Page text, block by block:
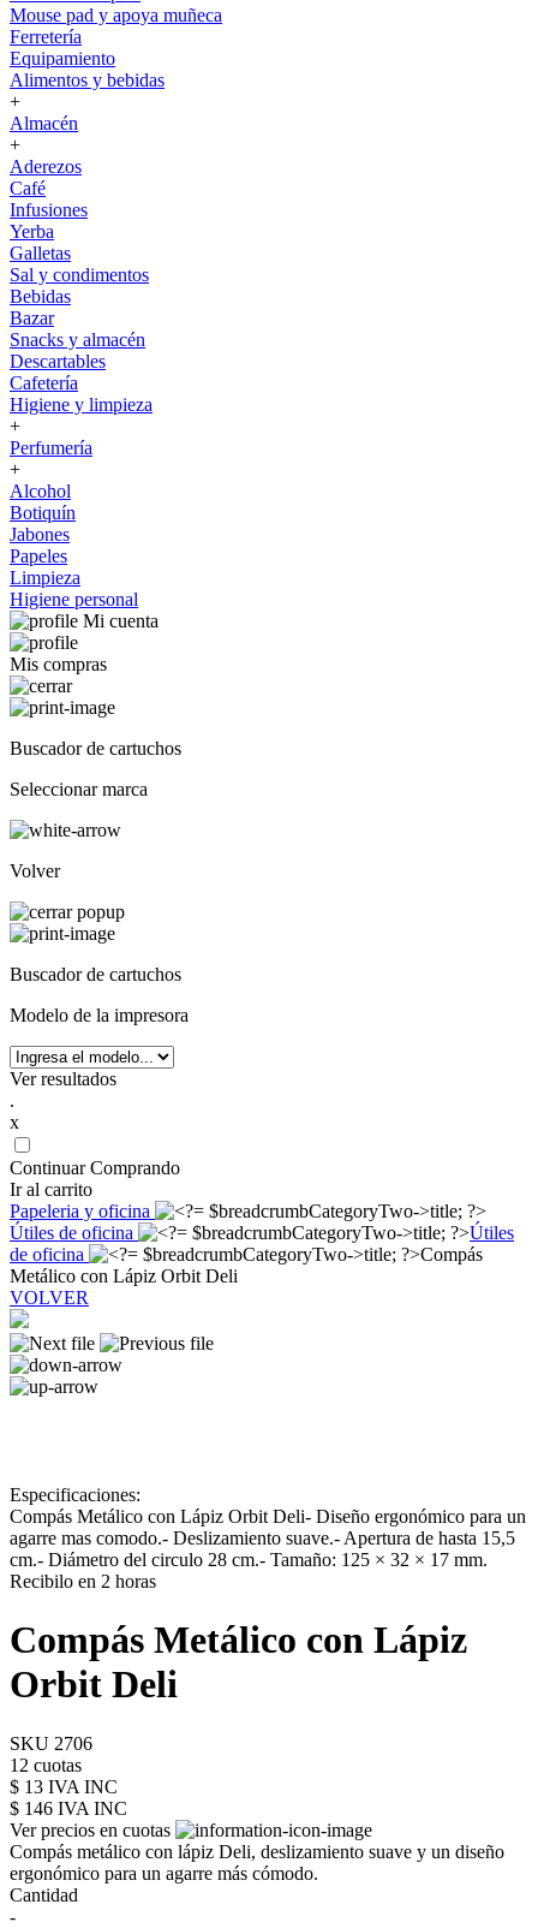
Mouse pad y apoya muñeca
Ferretería
Equipamiento
Alimentos y bebidas
+
Almacén
+
Aderezos
Café
Infusiones
Yerba
Galletas
Sal y condimentos
Bebidas
Bazar
Snacks y almacén
Descartables
Cafetería
Higiene y limpieza
+
Perfumería
+
Alcohol
Botiquín
Jabones
Papeles
Limpieza
Higiene personal
Mi cuenta
Mis compras
Buscador de cartuchos
Seleccionar marca
Volver
Buscador de cartuchos
Modelo de la impresora
Ver resultados
.
x
Continuar Comprando
Ir al carrito
Papeleria y oficina
Útiles de oficina
Útiles
de oficina
Compás
Metálico con Lápiz Orbit Deli
VOLVER
Especificaciones:
Compás Metálico con Lápiz Orbit Deli- Diseño ergonómico para un
agarre mas comodo.- Deslizamiento suave.- Apertura de hasta 15,5
cm.- Diámetro del circulo 28 cm.- Tamaño: 125 × 32 × 17 mm.
Recibilo en 2 horas
Compás Metálico con Lápiz
Orbit Deli
SKU 2706
12 cuotas
$ 13 IVA INC
$ 146 IVA INC
Ver precios en cuotas
Compás metálico con lápiz Deli, deslizamiento suave y un diseño
ergonómico para un agarre más cómodo.
Cantidad
-